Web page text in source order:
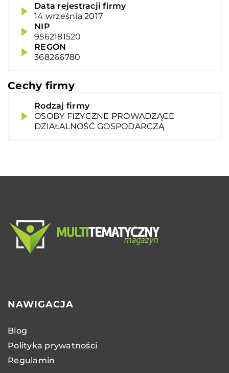
Data rejestracji firmy
14 września 2017
NIP
9562181520
REGON
368266780
Cechy firmy
Rodzaj firmy
OSOBY FIZYCZNE PROWADZĄCE
DZIAŁALNOŚĆ GOSPODARCZĄ
NAWIGACJA
Blog
Polityka prywatności
Regulamin